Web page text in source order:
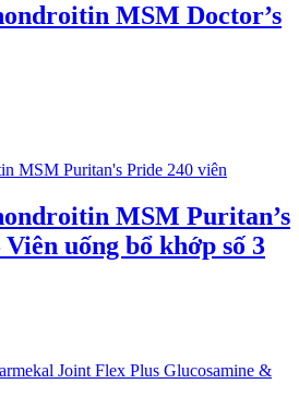
MSM Doctor’s
MSM Puritan’s
uống bổ khớp số 3